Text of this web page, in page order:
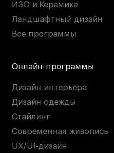
ИЗО и Керамика
Ландшафтный дизайн
Все программы
Онлайн-программы
Дизайн интерьера
Дизайн одежды
Стайлинг
Современная живопись
UX/UI-дизайн